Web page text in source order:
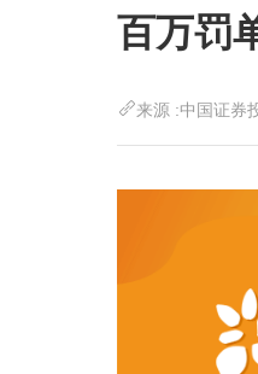
百万罚
来源 :中国证券